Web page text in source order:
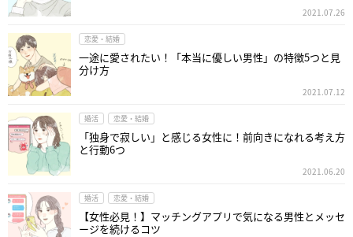
2021.07.26
恋愛・結婚
一途に愛されたい！「本当に優しい男性」の特徴5つと見
分け方
2021.07.12
婚活 恋愛・結婚
「独身で寂しい」と感じる女性に！前向きになれる考え方
と行動6つ
2021.06.20
婚活 恋愛・結婚
【女性必見！】マッチングアプリで気になる男性とメッセ
ージを続けるコツ